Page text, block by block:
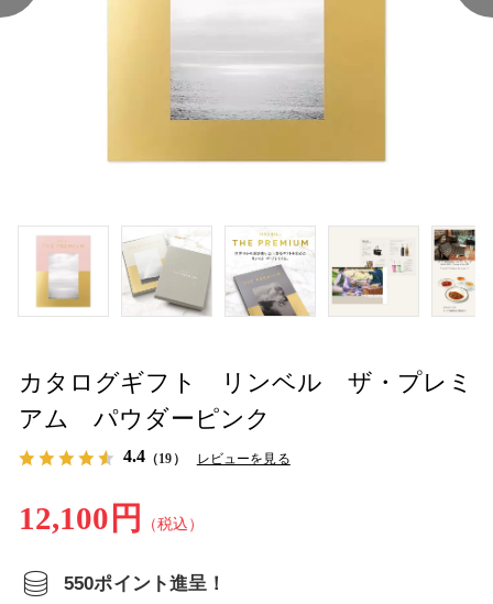
カタログギフト リンベル ザ・プレミ
アム パウダーピンク
4.4 （19） レビューを見る
12,100円 （税込）
550ポイント進呈！